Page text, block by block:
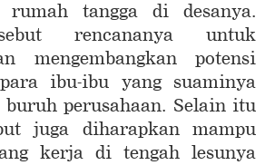
tangga di desanya.
rencananya untuk
mengembangkan potensi
ibu-ibu yang suaminya
buruh perusahaan. Selain itu
juga diharapkan mampu
kerja di tengah lesunya